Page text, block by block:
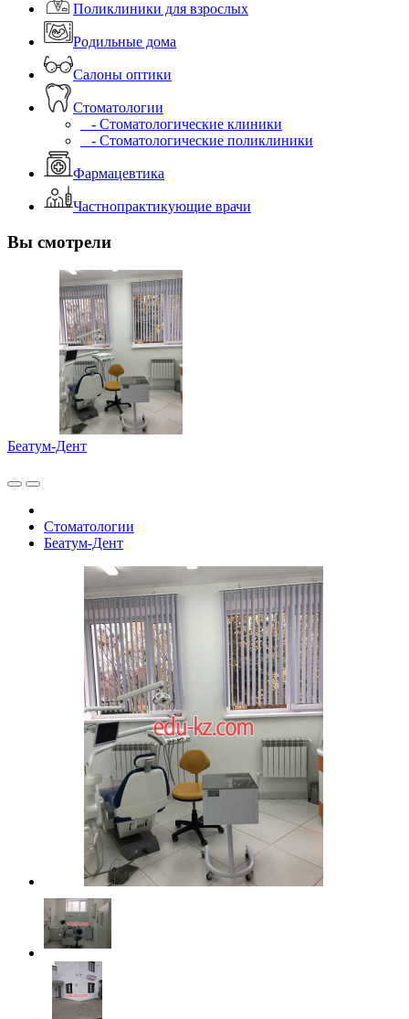
Поликлиники для взрослых
Родильные дома
Салоны оптики
Стоматологии
- Стоматологические клиники
- Стоматологические поликлиники
Фармацевтика
Частнопрактикующие врачи
Вы смотрели
Беатум-Дент
Стоматологии
Беатум-Дент